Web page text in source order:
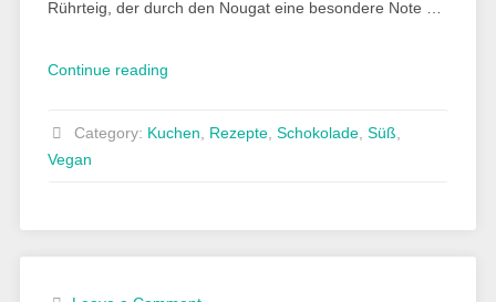
Rührteig, der durch den Nougat eine besondere Note …
Continue reading„Rezept:
Category: Kuchen Rezepte, Schokolade, Süß
Vegan